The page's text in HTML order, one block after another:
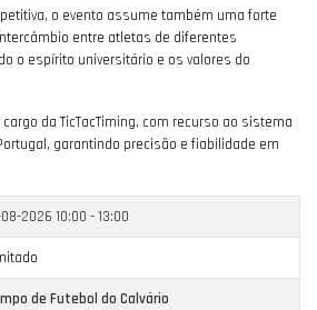
o evento assume também uma forte
entre atletas de diferentes
o espírito universitário e os valores do
da TicTacTiming, com recurso ao sistema
garantindo precisão e fiabilidade em
08-2026 10:00 - 13:00
de Futebol do Calvário